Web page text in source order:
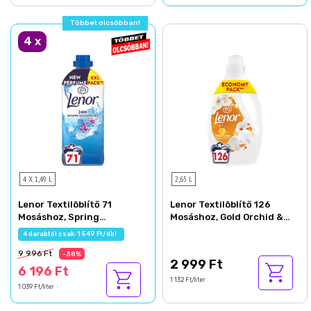
Többet olcsóbban!
4 x
4 X 1,49 L
Lenor Textilöblítő 71
Mosáshoz, Spring
Awakening
4 darabtól csak: 1 549 Ft/db!
9 996 Ft -38%
6 196 Ft
1 039 Ft/liter
2,65 L
Lenor Textilöblítő 126
Mosáshoz, Gold Orchid &
2 999 Ft
1 132 Ft/liter